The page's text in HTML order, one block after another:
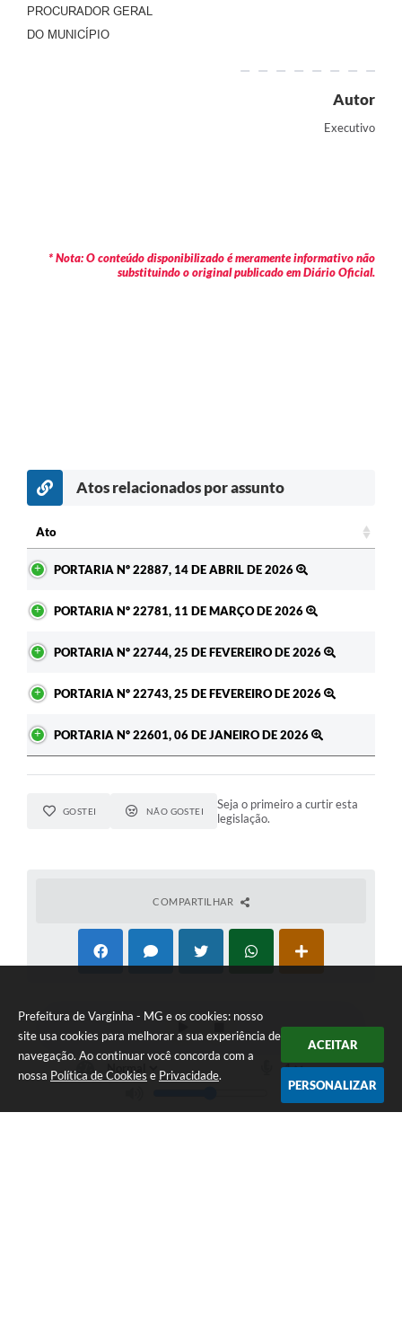
Prefeitura de Varginha - MG e os cookies: nosso
site usa cookies para melhorar a sua experiência de
navegação. Ao continuar você concorda com a
nossa Política de Cookies e Privacidade.
ACEITAR
PERSONALIZAR
PROCURADOR GERAL
DO MUNICÍPIO
Autor
Executivo
* Nota: O conteúdo disponibilizado é meramente informativo não
substituindo o original publicado em Diário Oficial.
Atos relacionados por assunto
Ato
PORTARIA Nº 22887, 14 DE ABRIL DE 2026
PORTARIA Nº 22781, 11 DE MARÇO DE 2026
PORTARIA Nº 22744, 25 DE FEVEREIRO DE 2026
PORTARIA Nº 22743, 25 DE FEVEREIRO DE 2026
PORTARIA Nº 22601, 06 DE JANEIRO DE 2026
GOSTEI NÃO GOSTEI
Seja o primeiro a curtir esta
legislação.
COMPARTILHAR